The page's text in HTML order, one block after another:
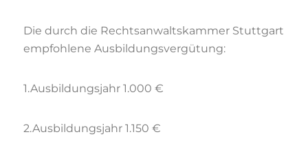
Die durch die Rechtsanwaltskammer Stuttgart
empfohlene Ausbildungsvergütung:
1.Ausbildungsjahr 1.000 €
2.Ausbildungsjahr 1.150 €